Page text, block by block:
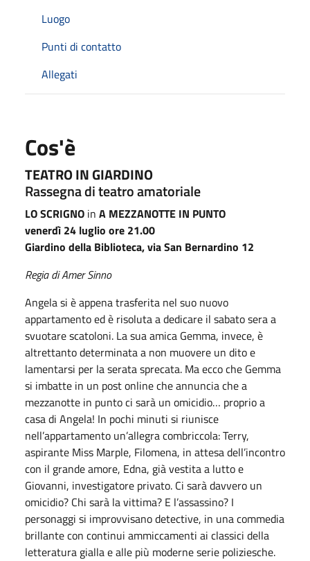
Luogo
Punti di contatto
Allegati
Cos'è
TEATRO IN GIARDINO
Rassegna di teatro amatoriale
LO SCRIGNO in A MEZZANOTTE IN PUNTO
venerdì 24 luglio ore 21.00
Giardino della Biblioteca, via San Bernardino 12
Regia di Amer Sinno
Angela si è appena trasferita nel suo nuovo
appartamento ed è risoluta a dedicare il sabato sera a
svuotare scatoloni. La sua amica Gemma, invece, è
altrettanto determinata a non muovere un dito e
lamentarsi per la serata sprecata. Ma ecco che Gemma
si imbatte in un post online che annuncia che a
mezzanotte in punto ci sarà un omicidio… proprio a
casa di Angela! In pochi minuti si riunisce
nell’appartamento un’allegra combriccola: Terry,
aspirante Miss Marple, Filomena, in attesa dell’incontro
con il grande amore, Edna, già vestita a lutto e
Giovanni, investigatore privato. Ci sarà davvero un
omicidio? Chi sarà la vittima? E l’assassino? I
personaggi si improvvisano detective, in una commedia
brillante con continui ammiccamenti ai classici della
letteratura gialla e alle più moderne serie poliziesche.